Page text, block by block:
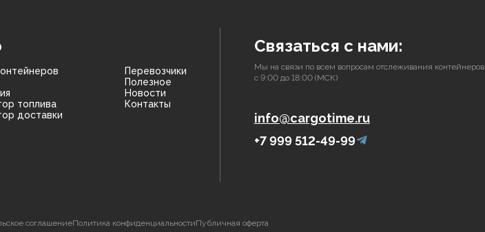
топлива
доставки
Перевозчики
Полезное
Новости
Контакты
Связаться с нами:
Мы на связи по всем вопросам отслеживания контейнеров
с 9:00 до 18:00 (МСК)
info@cargotime.ru
+7 999 512-49-99
соглашениеПолитика конфиденциальностиПубличная оферта